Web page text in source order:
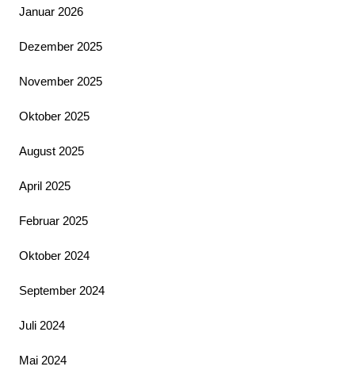
Januar 2026
Dezember 2025
November 2025
Oktober 2025
August 2025
April 2025
Februar 2025
Oktober 2024
September 2024
Juli 2024
Mai 2024